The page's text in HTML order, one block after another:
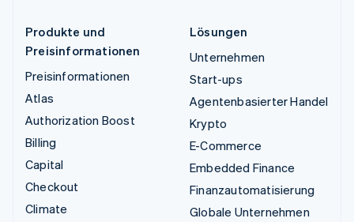
Produkte und
Preisinformationen
Preisinformationen
Atlas
Authorization Boost
Billing
Capital
Checkout
Climate
Lösungen
Unternehmen
Start-ups
Agentenbasierter Handel
Krypto
E-Commerce
Embedded Finance
Finanzautomatisierung
Globale Unternehmen